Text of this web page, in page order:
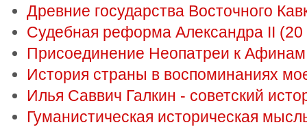
Древние государства Восточного
Судебная реформа Александра II (20
Присоединение Неопатреи к Афинам
История страны в воспоминаниях
Илья Саввич Галкин - советский
Гуманистическая историческая